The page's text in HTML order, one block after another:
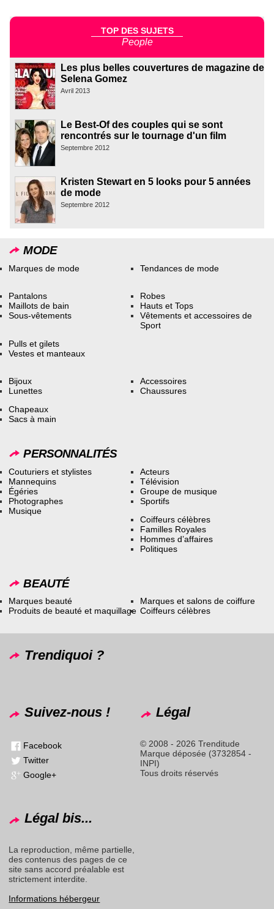
TOP DES SUJETS
People
Les plus belles couvertures de magazine de
Selena Gomez
Avril 2013
Le Best-Of des couples qui se sont
rencontrés sur le tournage d'un film
Septembre 2012
Kristen Stewart en 5 looks pour 5 années
de mode
Septembre 2012
MODE
Marques de mode Tendances de mode
Pantalons
Maillots de bain
Sous-vêtements
Robes
Hauts et Tops
Vêtements et accessoires de
Sport
Pulls et gilets
Vestes et manteaux
Bijoux
Lunettes
Accessoires
Chaussures
Chapeaux
Sacs à main
PERSONNALITÉS
Couturiers et stylistes
Mannequins
Égéries
Photographes
Musique
Acteurs
Télévision
Groupe de musique
Sportifs
Coiffeurs célèbres
Familles Royales
Hommes d’affaires
Politiques
BEAUTÉ
Marques beauté
Produits de beauté et maquillage
Marques et salons de coiffure
Coiffeurs célèbres
Trendiquoi ?
Suivez-nous !
Facebook
Twitter
Google+
Légal
© 2008 - 2026 Trenditude
Marque déposée (3732854 -
INPI)
Tous droits réservés
Légal bis...
La reproduction, même partielle,
des contenus des pages de ce
site sans accord préalable est
strictement interdite.
Informations hébergeur